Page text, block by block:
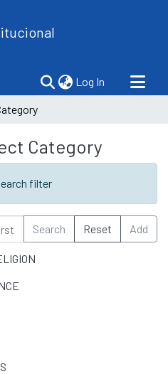
Log In (current)
Category
filter
Search Reset Add